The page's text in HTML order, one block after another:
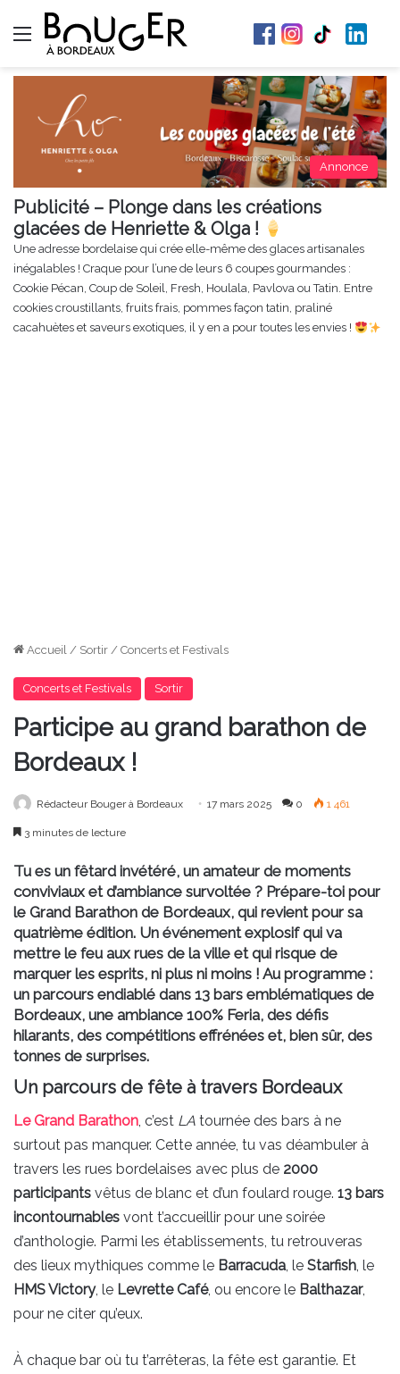
Menu
Annonce
Publicité – Plonge dans les créations
glacées de Henriette & Olga !
Une adresse bordelaise qui crée elle-même des glaces artisanales
inégalables ! Craque pour l’une de leurs 6 coupes gourmandes :
Cookie Pécan, Coup de Soleil, Fresh, Houlala, Pavlova ou Tatin. Entre
cookies croustillants, fruits frais, pommes façon tatin, praliné
cacahuètes et saveurs exotiques, il y en a pour toutes les envies !
Accueil / Sortir / Concerts et Festivals
Concerts et Festivals Sortir
Participe au grand barathon de
Bordeaux !
Rédacteur Bouger à Bordeaux 17 mars 2025 0 1 461
3 minutes de lecture
Tu es un fêtard invétéré, un amateur de moments
conviviaux et d’ambiance survoltée ? Prépare-toi pour
le Grand Barathon de Bordeaux, qui revient pour sa
quatrième édition. Un événement explosif qui va
mettre le feu aux rues de la ville et qui risque de
marquer les esprits, ni plus ni moins ! Au programme :
un parcours endiablé dans 13 bars emblématiques de
Bordeaux, une ambiance 100% Feria, des défis
hilarants, des compétitions effrénées et, bien sûr, des
tonnes de surprises.
Un parcours de fête à travers Bordeaux
Le Grand Barathon, c’est LA tournée des bars à ne
surtout pas manquer. Cette année, tu vas déambuler à
travers les rues bordelaises avec plus de 2000
participants vêtus de blanc et d’un foulard rouge. 13 bars
incontournables vont t’accueillir pour une soirée
d’anthologie. Parmi les établissements, tu retrouveras
des lieux mythiques comme le Barracuda, le Starfish, le
HMS Victory, le Levrette Café, ou encore le Balthazar,
pour ne citer qu’eux.
À chaque bar où tu t’arrêteras, la fête est garantie. Et